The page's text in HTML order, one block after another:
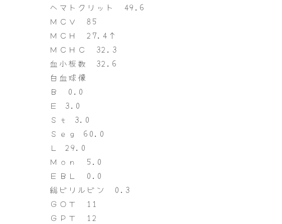
ヘマトクリット 49.6
ＭＣＶ 85
ＭＣＨ 27.4↑
ＭＣＨＣ 32.3
血小板数 32.6
白血球像
Ｂ 0.0
Ｅ 3.0
Ｓｔ 3.0
Ｓｅｇ 60.0
Ｌ 29.0
Ｍｏｎ 5.0
ＥＢＬ 0.0
総ビリルビン 0.3
ＧＯＴ 11
ＧＰＴ 12